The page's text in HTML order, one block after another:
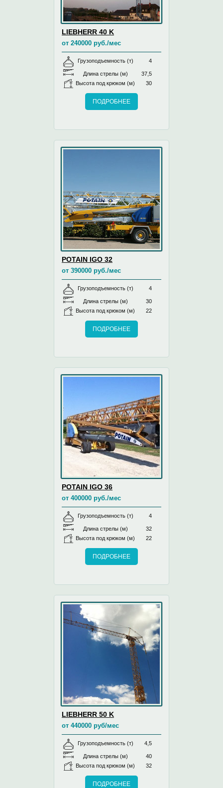
LIEBHERR 40 K
от 240000 руб./мес
Грузоподъемность (т) 4
Длина стрелы (м)
37,5
Высота под крюком (м)
30
ПОДРОБНЕЕ
POTAIN IGO 32
от 390000 руб./мес
Грузоподъемность (т) 4
Длина стрелы (м)
30
Высота под крюком (м)
22
ПОДРОБНЕЕ
POTAIN IGO 36
от 400000 руб./мес
Грузоподъемность (т) 4
Длина стрелы (м)
32
Высота под крюком (м)
22
ПОДРОБНЕЕ
LIEBHERR 50 K
от 440000 руб/мес
Грузоподъемность (т) 4,5
Длина стрелы (м)
40
Высота под крюком (м)
32
ПОДРОБНЕЕ